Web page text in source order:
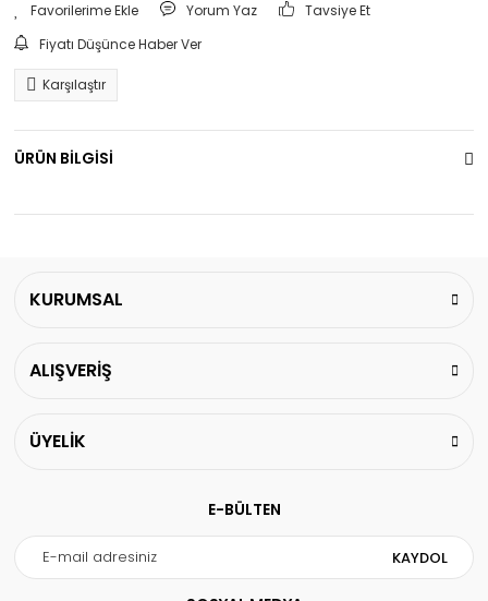
Yorum Yaz
Tavsiye Et
Fiyatı Düşünce Haber Ver
Karşılaştır
ÜRÜN BİLGİSİ
KURUMSAL
ALIŞVERİŞ
ÜYELİK
E-BÜLTEN
KAYDOL